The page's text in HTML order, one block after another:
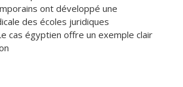
ont développé une
des écoles juridiques
cas égyptien offre un exemple clair